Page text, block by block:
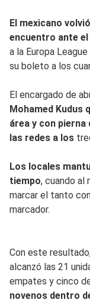
El mexicano
encuentro ante
a la Europa
su boleto a los
El encargado de
Mohamed Kudus
área y con pierna
las redes a los
Los locales
tiempo, cuando al
marcar el tanto
marcador.
Con este
alcanzó las 21
empates y cinco
novenos dentro